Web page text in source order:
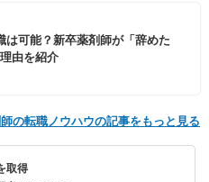
は可能？新卒薬剤師が「辞めた
由を紹介
の転職ノウハウの記事をもっと見る
取得